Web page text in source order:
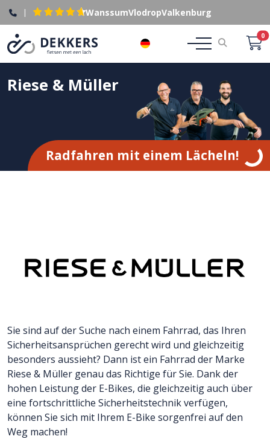
| WanssumVlodropValkenburg
0
Riese & Müller
Radfahren mit einem Lächeln!
Sie sind auf der Suche nach einem Fahrrad, das Ihren
Sicherheitsansprüchen gerecht wird und gleichzeitig
besonders aussieht? Dann ist ein Fahrrad der Marke
Riese & Müller genau das Richtige für Sie. Dank der
hohen Leistung der E-Bikes, die gleichzeitig auch über
eine fortschrittliche Sicherheitstechnik verfügen,
können Sie sich mit Ihrem E-Bike sorgenfrei auf den
Weg machen!